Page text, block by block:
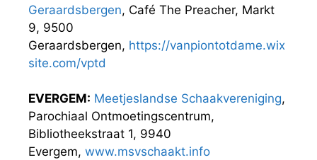
Geraardsbergen, Café The Preacher, Markt
9, 9500
Geraardsbergen, https://vanpiontotdame.wix
site.com/vptd
EVERGEM: Meetjeslandse Schaakvereniging,
Parochiaal Ontmoetingscentrum,
Bibliotheekstraat 1, 9940
Evergem, www.msvschaakt.info